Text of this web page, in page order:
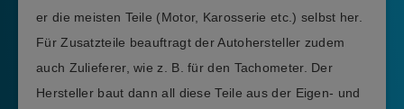
er die meisten Teile (Motor, Karosserie etc.) selbst her.
Für Zusatzteile beauftragt der Autohersteller zudem
auch Zulieferer, wie z. B. für den Tachometer. Der
Hersteller baut dann all diese Teile aus der Eigen- und